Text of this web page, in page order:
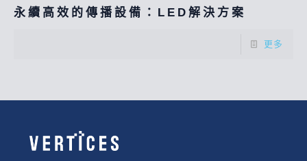
永續高效的傳播設備：LED解決方案
更多